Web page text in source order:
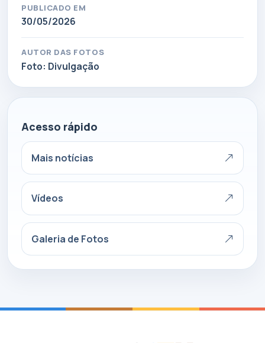
PUBLICADO EM
30/05/2026
AUTOR DAS FOTOS
Foto: Divulgação
Acesso rápido
Mais notícias
Vídeos
Galeria de Fotos